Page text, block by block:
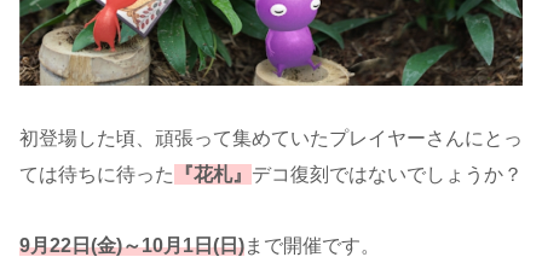
初登場した頃、頑張って集めていたプレイヤーさんにとっ
ては待ちに待った
『花札』 デコ復刻ではないでしょうか？
9月22日(金)～10月1日(日)まで開催です。